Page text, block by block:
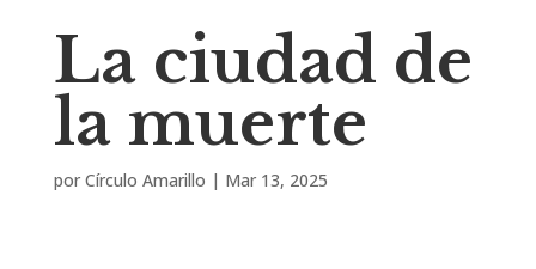
La ciudad de
la muerte
por Círculo Amarillo | Mar 13, 2025